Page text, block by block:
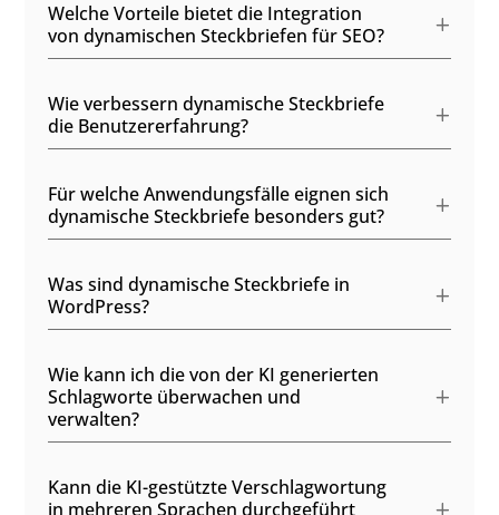
Welche Vorteile bietet die Integration
von dynamischen Steckbriefen für SEO?
Wie verbessern dynamische Steckbriefe
die Benutzererfahrung?
Für welche Anwendungsfälle eignen sich
dynamische Steckbriefe besonders gut?
Was sind dynamische Steckbriefe in
WordPress?
Wie kann ich die von der KI generierten
Schlagworte überwachen und
verwalten?
Kann die KI-gestützte Verschlagwortung
in mehreren Sprachen durchgeführt